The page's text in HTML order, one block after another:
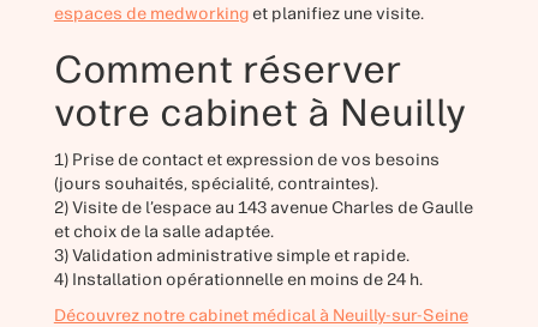
espaces de medworkinget planifiez une visite.
Comment réserver
votre cabinet à Neuilly
1) Prise de contact et expression de vos besoins
(jours souhaités, spécialité, contraintes).
2) Visite de l’espace au 143 avenue Charles de Gaulle
et choix de la salle adaptée.
3) Validation administrative simple et rapide.
4) Installation opérationnelle en moins de 24 h.
Découvrez notre cabinet médical à Neuilly-sur-Seine